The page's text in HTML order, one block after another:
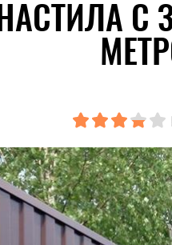
С